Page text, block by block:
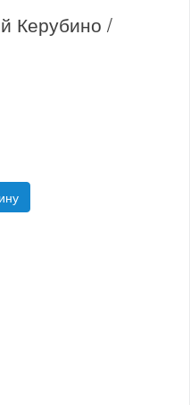
Керубино /